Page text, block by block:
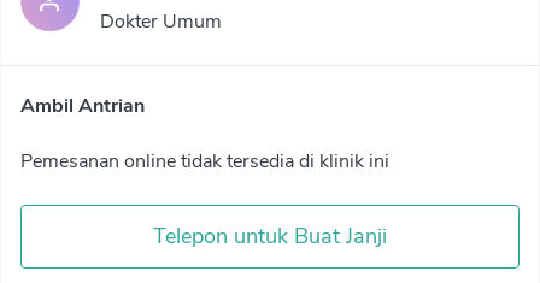
Dokter Umum
Ambil Antrian
Pemesanan online tidak tersedia di klinik ini
Telepon untuk Buat Janji